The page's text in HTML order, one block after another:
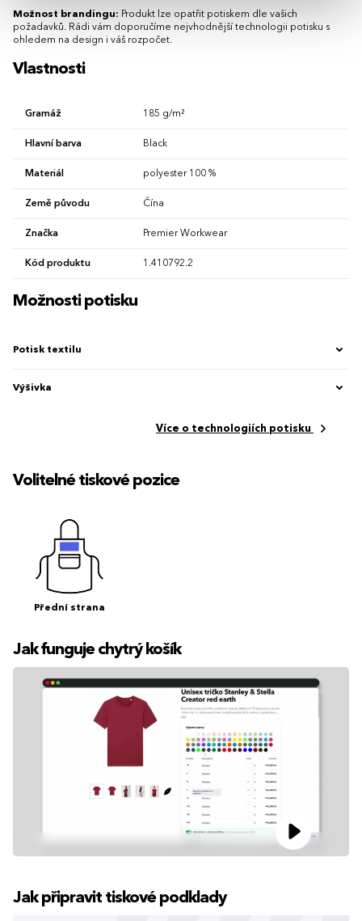
Možnost brandingu: Produkt lze opatřit potiskem dle vašich
požadavků. Rádi vám doporučíme nejvhodnější technologii potisku s
ohledem na design i váš rozpočet.
Vlastnosti
Gramáž 185 g/m²
Hlavní barva Black
Materiál polyester 100 %
Země původu Čína
Značka Premier Workwear
Kód produktu 1.410792.2
Možnosti potisku
Potisk textilu
Výšivka
Více o technologiích potisku
Volitelné tiskové pozice
Přední strana
Jak funguje chytrý košík
Jak připravit tiskové podklady